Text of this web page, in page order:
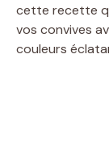
cette recette
vos convives
couleurs